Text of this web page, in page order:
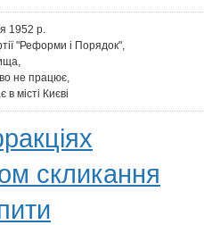
1952 р.
"Реформи і Порядок",
не працює,
в місті Києві
скликання